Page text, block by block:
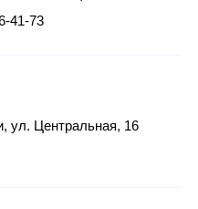
41-73
ул. Центральная, 16